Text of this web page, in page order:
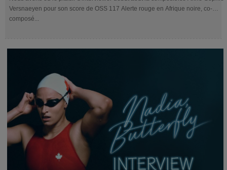
Versnaeyen pour son score de OSS 117 Alerte rouge en Afrique noire, co-
composé...